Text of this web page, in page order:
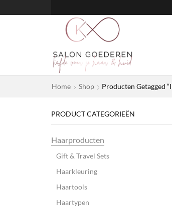
Home Shop Producten Getagged
PRODUCT CATEGORIEËN
Haarproducten
Gift & Travel Sets
Haarkleuring
Haartools
Haartypen